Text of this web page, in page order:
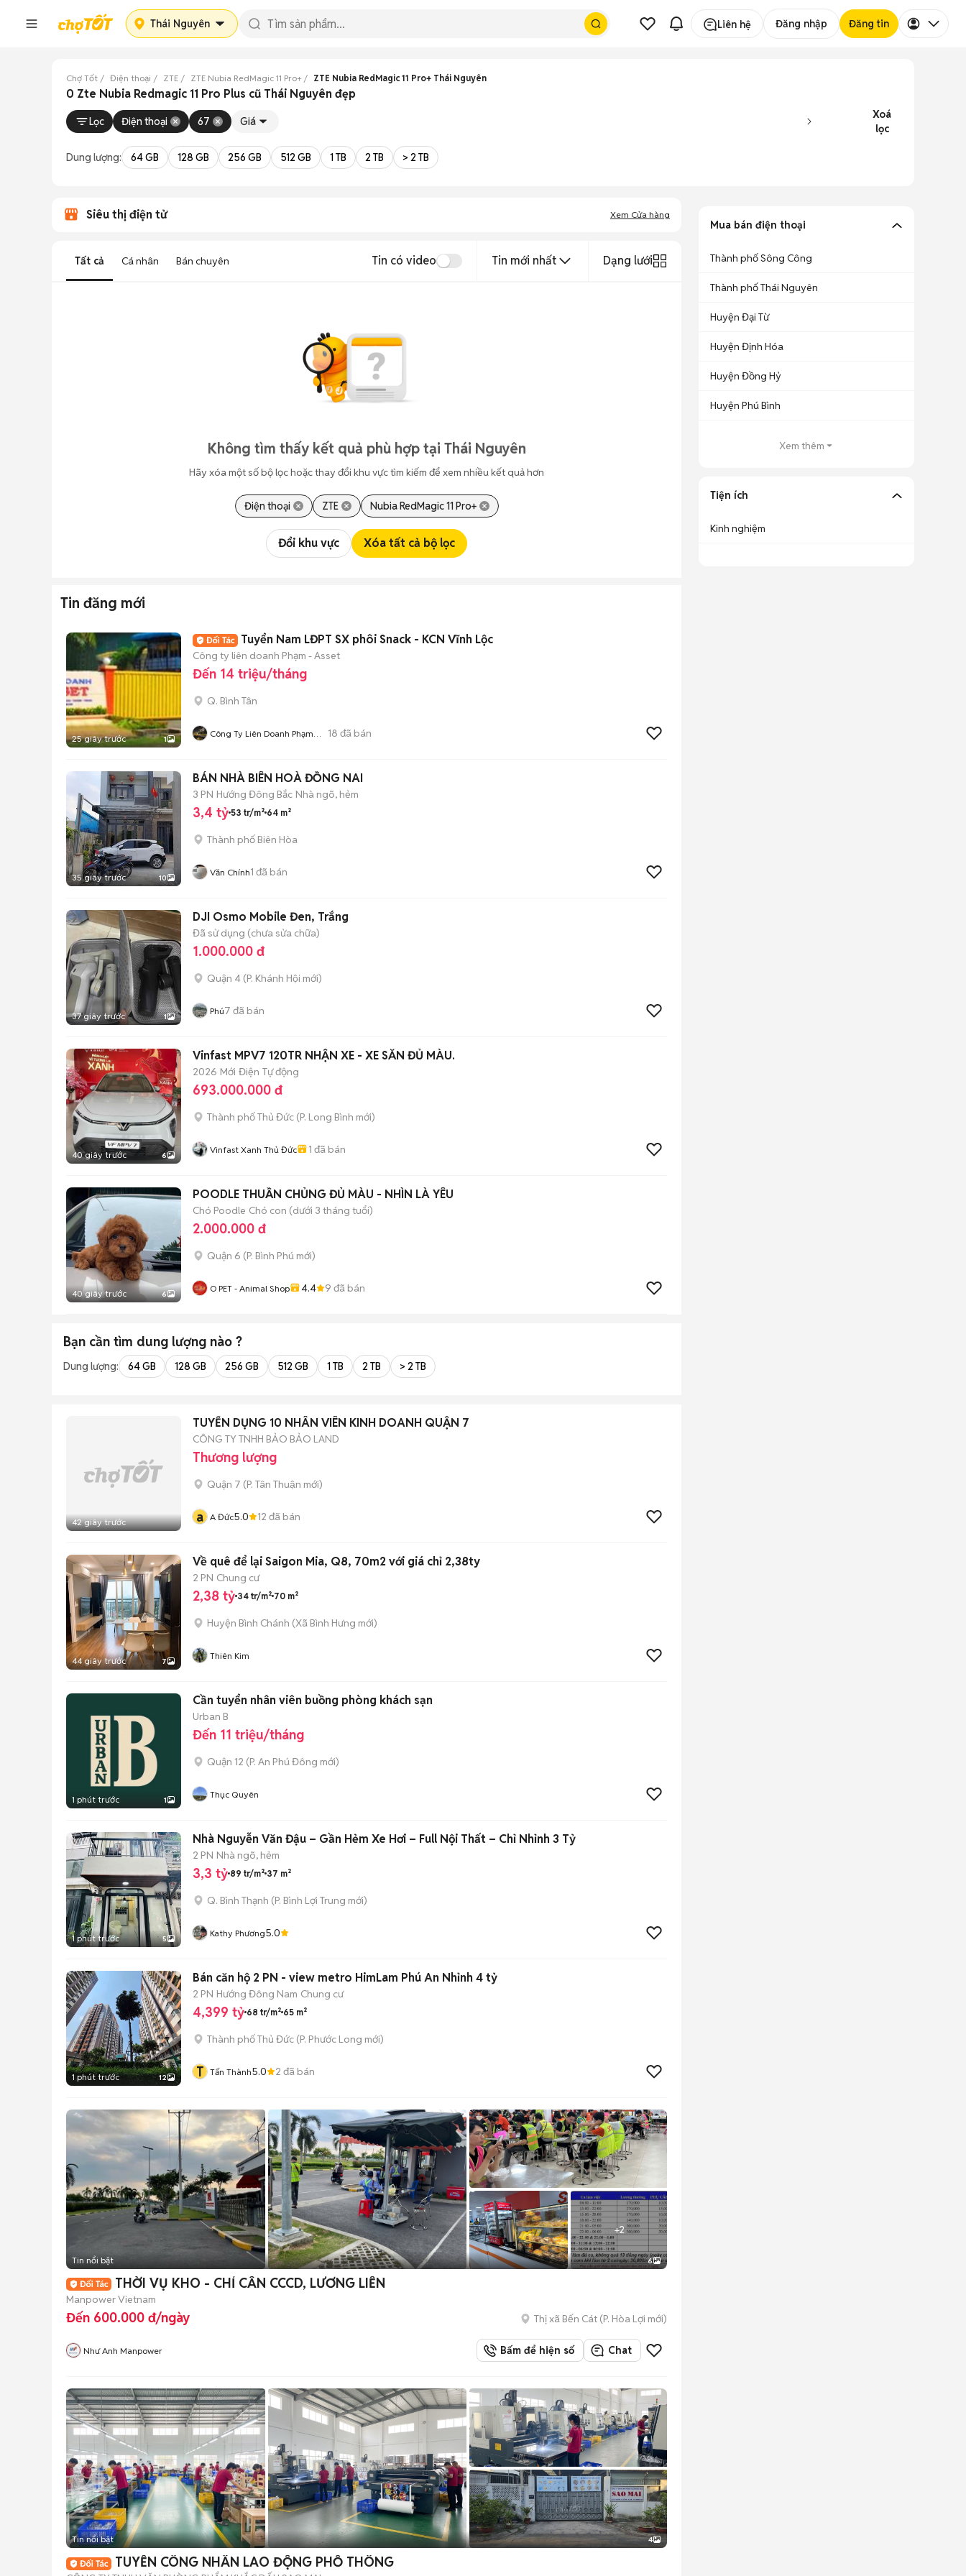
Thái Nguyên Liên hệ Đăng nhập Đăng tin
Chợ Tốt Điện thoại ZTE ZTE Nubia RedMagic 11 Pro+ ZTE Nubia RedMagic 11 Pro+ Thái Nguyên
0 Zte Nubia Redmagic 11 Pro Plus cũ Thái Nguyên đẹp
Lọc Điện thoại 67 Giá
Xoá
lọc
Dung lượng: 64 GB 128 GB 256 GB 512 GB 1 TB 2 TB > 2 TB
Siêu thị điện tử Xem Cửa hàng
Tất cả Cá nhân Bán chuyên Tin có video Tin mới nhất Dạng lưới
Không tìm thấy kết quả phù hợp tại Thái Nguyên
Hãy xóa một số bộ lọc hoặc thay đổi khu vực tìm kiếm để xem nhiều kết quả hơn
Điện thoại ZTE Nubia RedMagic 11 Pro+
Đổi khu vực Xóa tất cả bộ lọc
Tin đăng mới
25 giây trước 1
Tuyển Nam LĐPT SX phôi Snack - KCN Vĩnh Lộc
Công ty liên doanh Phạm - Asset
Đến 14 triệu/tháng
Q. Bình Tân
Công Ty Liên Doanh Phạm
18 đã bán
35 giây trước 10
BÁN NHÀ BIÊN HOÀ ĐỒNG NAI
3 PN Hướng Đông Bắc Nhà ngõ, hẻm
3,4 tỷ 53 tr/m² 64 m²
Thành phố Biên Hòa
Văn Chính1 đã bán
37 giây trước 1
DJI Osmo Mobile Đen, Trắng
Đã sử dụng (chưa sửa chữa)
1.000.000 đ
Quận 4 (P. Khánh Hội mới)
Phú7 đã bán
40 giây trước 6
Vinfast MPV7 120TR NHẬN XE - XE SẴN ĐỦ MÀU.
2026 Mới Điện Tự động
693.000.000 đ
Thành phố Thủ Đức (P. Long Bình mới)
Vinfast Xanh Thủ Đức 1 đã bán
40 giây trước 6
POODLE THUẦN CHỦNG ĐỦ MÀU - NHÌN LÀ YÊU
Chó Poodle Chó con (dưới 3 tháng tuổi)
2.000.000 đ
Quận 6 (P. Bình Phú mới)
O PET - Animal Shop 4.4 9 đã bán
Bạn cần tìm dung lượng nào ?
Dung lượng: 64 GB 128 GB 256 GB 512 GB 1 TB 2 TB > 2 TB
42 giây trước
TUYỂN DỤNG 10 NHÂN VIÊN KINH DOANH QUẬN 7
CÔNG TY TNHH BẢO BẢO LAND
Thương lượng
Quận 7 (P. Tân Thuận mới)
a A Đức5.0 12 đã bán
44 giây trước 7
Về quê để lại Saigon Mia, Q8, 70m2 với giá chỉ 2,38ty
2 PN Chung cư
2,38 tỷ 34 tr/m² 70 m²
Huyện Bình Chánh (Xã Bình Hưng mới)
Thiên Kim
1 phút trước 1
Cần tuyển nhân viên buồng phòng khách sạn
Urban B
Đến 11 triệu/tháng
Quận 12 (P. An Phú Đông mới)
Thục Quyên
1 phút trước 5
Nhà Nguyễn Văn Đậu – Gần Hẻm Xe Hơi – Full Nội Thất – Chỉ Nhỉnh 3 Tỷ
2 PN Nhà ngõ, hẻm
3,3 tỷ 89 tr/m² 37 m²
Q. Bình Thạnh (P. Bình Lợi Trung mới)
Kathy Phương5.0
1 phút trước 12
Bán căn hộ 2 PN - view metro HimLam Phú An Nhỉnh 4 tỷ
2 PN Hướng Đông Nam Chung cư
4,399 tỷ 68 tr/m² 65 m²
Thành phố Thủ Đức (P. Phước Long mới)
T Tấn Thành5.0 2 đã bán
+2
Tin nổi bật 6
THỜI VỤ KHO - CHỈ CẦN CCCD, LƯƠNG LIỀN
Manpower Vietnam
Đến 600.000 đ/ngày Thị xã Bến Cát (P. Hòa Lợi mới)
Như Anh Manpower Bấm để hiện số Chat
Tin nổi bật 4
TUYỂN CÔNG NHÂN LAO ĐỘNG PHỔ THÔNG
Mua bán điện thoại
Thành phố Sông Công
Thành phố Thái Nguyên
Huyện Đại Từ
Huyện Định Hóa
Huyện Đồng Hỷ
Huyện Phú Bình
Xem thêm
Tiện ích
Kinh nghiệm